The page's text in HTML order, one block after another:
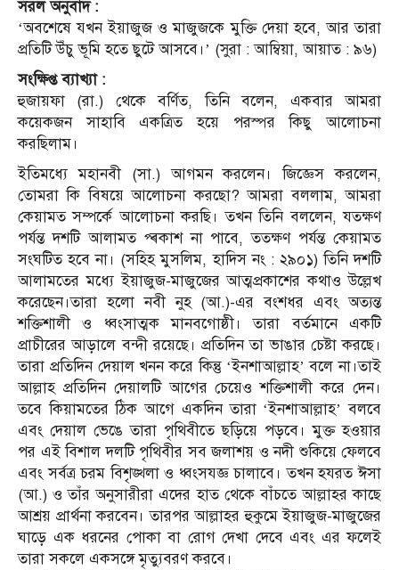
সরল অনুবাদ :
‘অবশেষে যখন ইয়াজুজ ও মাজুজকে মুক্তি দেয়া হবে, আর তারা
প্রতিটি উঁচু ভূমি হতে ছুটে আসবে।’ (সুরা : আম্বিয়া, আয়াত : ৯৬)
সংক্ষিপ্ত ব্যাখ্যা :
হুজায়ফা (রা.) থেকে বর্ণিত, তিনি বলেন, একবার আমরা
কয়েকজন সাহাবি একত্রিত হয়ে পরস্পর কিছু আলোচনা
করছিলাম।
ইতিমধ্যে মহানবী (সা.) আগমন করলেন। জিজ্ঞেস করলেন,
তোমরা কি বিষয়ে আলোচনা করছো? আমরা বললাম, আমরা
কেয়ামত সম্পর্কে আলোচনা করছি। তখন তিনি বললেন, যতক্ষণ
পর্যন্ত দশটি আলামত প্ৰকাশ না পাবে, ততক্ষণ পর্যন্ত কেয়ামত
সংঘটিত হবে না। (সহিহ মুসলিম, হাদিস নং : ২৯০১) তিনি দশটি
আলামতের মধ্যে ইয়াজুজ-মাজুজের আত্মপ্রকাশের কথাও উল্লেখ
করেছেন।তারা হলো নবী নুহ (আ.)-এর বংশধর এবং অত্যন্ত
শক্তিশালী ও ধ্বংসাত্মক মানবগোষ্ঠী। তারা বর্তমানে একটি
প্রাচীরের আড়ালে বন্দী রয়েছে। প্রতিদিন তা ভাঙার চেষ্টা করছে।
তারা প্রতিদিন দেয়াল খনন করে কিন্তু ‘ইনশাআল্লাহ’ বলে না।তাই
আল্লাহ প্রতিদিন দেয়ালটি আগের চেয়েও শক্তিশালী করে দেন।
তবে কিয়ামতের ঠিক আগে একদিন তারা ‘ইনশাআল্লাহ’ বলবে
এবং দেয়াল ভেঙে তারা পৃথিবীতে ছড়িয়ে পড়বে। মুক্ত হওয়ার
পর এই বিশাল দলটি পৃথিবীর সব জলাশয় ও নদী শুকিয়ে ফেলবে
এবং সর্বত্র চরম বিশৃঙ্খলা ও ধ্বংসযজ্ঞ চালাবে। তখন হযরত ঈসা
(আ.) ও তাঁর অনুসারীরা এদের হাত থেকে বাঁচতে আল্লাহর কাছে
আশ্রয় প্রার্থনা করবেন। তারপর আল্লাহর হুকুমে ইয়াজুজ-মাজুজের
ঘাড়ে এক ধরনের পোকা বা রোগ দেখা দেবে এবং এর ফলেই
তারা সকলে একসঙ্গে মৃত্যুবরণ করবে।